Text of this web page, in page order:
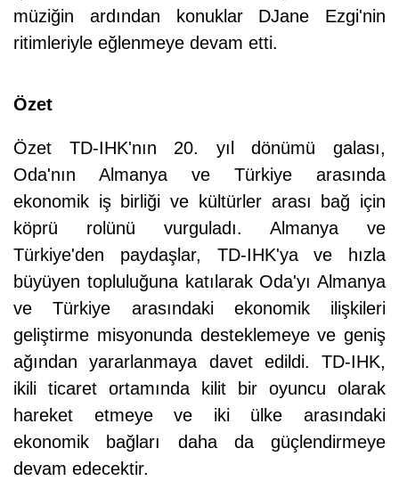
müziğin ardından konuklar DJane Ezgi'nin
ritimleriyle eğlenmeye devam etti.
Özet
Özet TD-IHK'nın 20. yıl dönümü galası,
Oda'nın Almanya ve Türkiye arasında
ekonomik iş birliği ve kültürler arası bağ için
köprü rolünü vurguladı. Almanya ve
Türkiye'den paydaşlar, TD-IHK'ya ve hızla
büyüyen topluluğuna katılarak Oda'yı Almanya
ve Türkiye arasındaki ekonomik ilişkileri
geliştirme misyonunda desteklemeye ve geniş
ağından yararlanmaya davet edildi. TD-IHK,
ikili ticaret ortamında kilit bir oyuncu olarak
hareket etmeye ve iki ülke arasındaki
ekonomik bağları daha da güçlendirmeye
devam edecektir.